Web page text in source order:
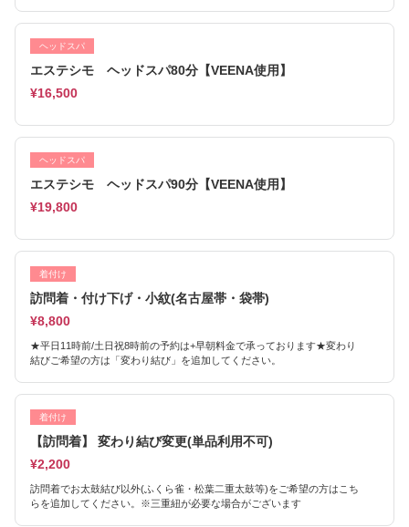
ヘッドスパ
エステシモ ヘッドスパ80分【VEENA使用】
¥16,500
ヘッドスパ
エステシモ ヘッドスパ90分【VEENA使用】
¥19,800
着付け
訪問着・付け下げ・小紋(名古屋帯・袋帯)
¥8,800
★平日11時前/土日祝8時前の予約は+早朝料金で承っております★変わり
結びご希望の方は「変わり結び」を追加してください。
着付け
【訪問着】 変わり結び変更(単品利用不可)
¥2,200
訪問着でお太鼓結び以外(ふくら雀・松葉二重太鼓等)をご希望の方はこち
らを追加してください。※三重紐が必要な場合がございます